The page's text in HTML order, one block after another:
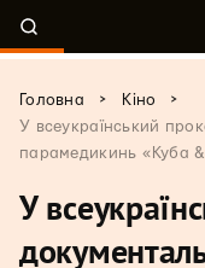
Головна > Кіно
>
У всеукраїнський
парамедикинь «Куба
У